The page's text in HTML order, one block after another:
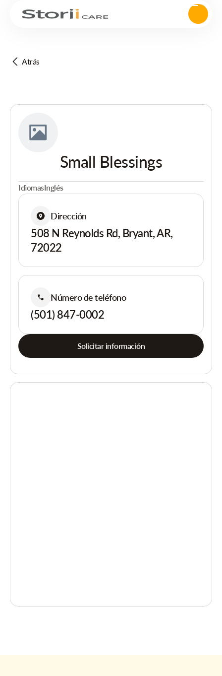
Atrás
Small Blessings
IdiomasInglés
Dirección
508 N Reynolds Rd, Bryant, AR,
72022
Número de teléfono
(501) 847-0002
Solicitar información